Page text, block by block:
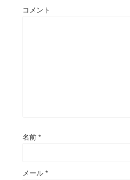
コメント
名前 *
メール *